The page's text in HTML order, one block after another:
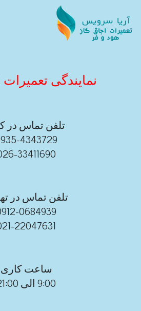
نمایندگی تعمیرات
تلفن تماس در
4343729
33411690
تلفن تماس در
0684939
22047631
ساعت کاری
9:00 الی 21:00